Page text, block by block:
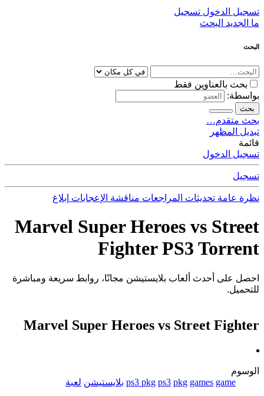
تسجيل الدخول تسجيل
ما الجديد البحث
البحث
بحث بالعناوين فقط
بواسطة:
بحث
بحث متقدم…
تبديل المظهر
قائمة
تسجيل الدخول
تسجيل
نظرة عامة تحديثات المراجعات مناقشة الإعجابات إبلاغ
Marvel Super Heroes vs Street
Fighter PS3 Torrent
احصل على أحدث ألعاب بلايستيشن مجانًا، روابط سريعة ومباشرة
للتحميل.
Marvel Super Heroes vs Street Fighter
الوسوم
game
games
pkg
ps3
ps3 pkg بلايستيشن لعبة